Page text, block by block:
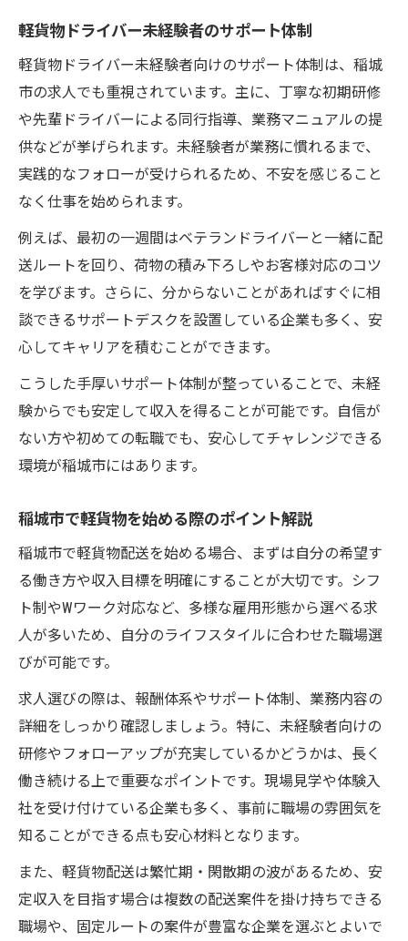
軽貨物ドライバー未経験者のサポート体制
軽貨物ドライバー未経験者向けのサポート体制は、稲城
市の求人でも重視されています。主に、丁寧な初期研修
や先輩ドライバーによる同行指導、業務マニュアルの提
供などが挙げられます。未経験者が業務に慣れるまで、
実践的なフォローが受けられるため、不安を感じること
なく仕事を始められます。
例えば、最初の一週間はベテランドライバーと一緒に配
送ルートを回り、荷物の積み下ろしやお客様対応のコツ
を学びます。さらに、分からないことがあればすぐに相
談できるサポートデスクを設置している企業も多く、安
心してキャリアを積むことができます。
こうした手厚いサポート体制が整っていることで、未経
験からでも安定して収入を得ることが可能です。自信が
ない方や初めての転職でも、安心してチャレンジできる
環境が稲城市にはあります。
稲城市で軽貨物を始める際のポイント解説
稲城市で軽貨物配送を始める場合、まずは自分の希望す
る働き方や収入目標を明確にすることが大切です。シフ
ト制やWワーク対応など、多様な雇用形態から選べる求
人が多いため、自分のライフスタイルに合わせた職場選
びが可能です。
求人選びの際は、報酬体系やサポート体制、業務内容の
詳細をしっかり確認しましょう。特に、未経験者向けの
研修やフォローアップが充実しているかどうかは、長く
働き続ける上で重要なポイントです。現場見学や体験入
社を受け付けている企業も多く、事前に職場の雰囲気を
知ることができる点も安心材料となります。
また、軽貨物配送は繁忙期・閑散期の波があるため、安
定収入を目指す場合は複数の配送案件を掛け持ちできる
職場や、固定ルートの案件が豊富な企業を選ぶとよいで